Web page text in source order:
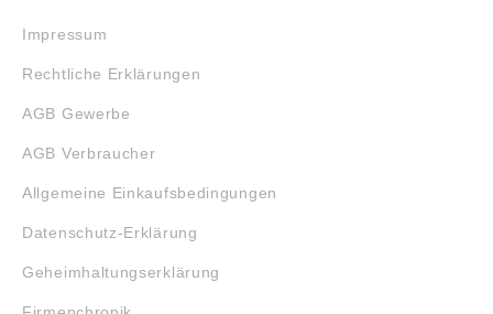
Impressum
Rechtliche Erklärungen
AGB Gewerbe
AGB Verbraucher
Allgemeine Einkaufsbedingungen
Datenschutz-Erklärung
Geheimhaltungserklärung